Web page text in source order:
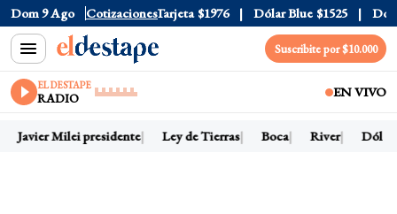
Dom 9 Ago Cotizaciones
$1520 Dólar Tarjeta $1976 Dólar Blue $1525 Dólar
Suscribite por $10.000
EL DESTAPE
RADIO EN VIVO
Javier Milei presidente Ley de Tierras Boca River Dólar